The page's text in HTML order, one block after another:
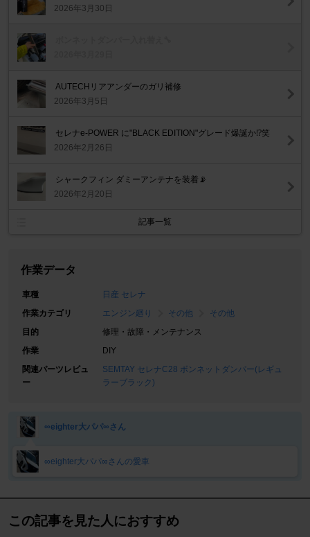
2026年3月30日
AUTECHリアアンダーのガリ補修
2026年3月5日
セレナe-POWER に"BLACK EDITION"グレード爆誕か⁉️笑
2026年2月26日
シャークフィン ダミーアンテナを装着📡
2026年2月20日
記事一覧
作業データ
車種
日産 セレナ
作業カテゴリ
エンジン廻り その他
その他
目的
修理・故障・メンテナンス
作業
DIY
関連パーツレビュ
ー
SEMTAY セレナC28 ボンネットダンパー(レギュ
ラーブラック)
∞eighter大パパ∞さん
∞eighter大パパ∞さんの愛車
この記事を見た人におすすめ